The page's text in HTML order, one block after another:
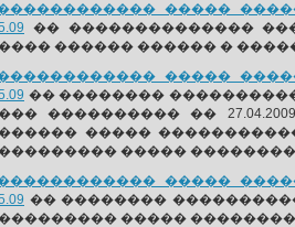
�����
�� ��������������
������ ������ �
�����
�� ��������
���������� ��
�����
�����
�����
�� ��������
����� ����������